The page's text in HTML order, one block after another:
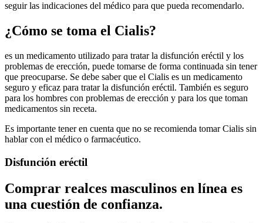
seguir las indicaciones del médico para que pueda recomendarlo.
¿Cómo se toma el Cialis?
es un medicamento utilizado para tratar la disfunción eréctil y los
problemas de erección, puede tomarse de forma continuada sin tener
que preocuparse. Se debe saber que el Cialis es un medicamento
seguro y eficaz para tratar la disfunción eréctil. También es seguro
para los hombres con problemas de erección y para los que toman
medicamentos sin receta.
Es importante tener en cuenta que no se recomienda tomar Cialis sin
hablar con el médico o farmacéutico.
Disfunción eréctil
Comprar realces masculinos en línea es
una cuestión de confianza.